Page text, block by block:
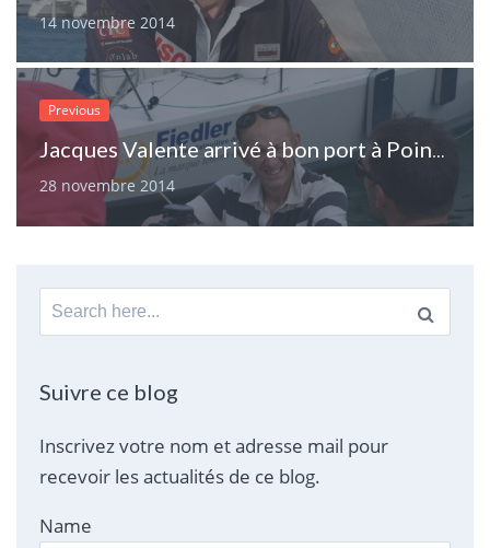
14 novembre 2014
Previous
Jacques Valente arrivé à bon port à Pointe-à-Pitre
28 novembre 2014
Search
for:
Suivre ce blog
Inscrivez votre nom et adresse mail pour
recevoir les actualités de ce blog.
Name